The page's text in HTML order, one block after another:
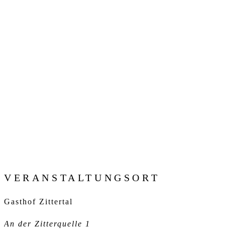
VERANSTALTUNGSORT
Gasthof Zittertal
An der Zitterquelle 1